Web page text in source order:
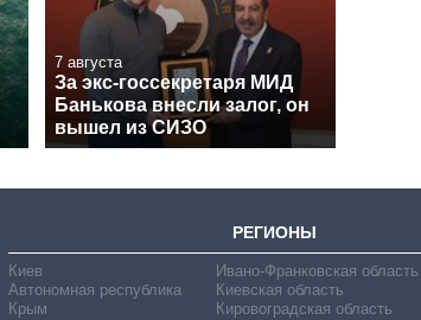
7 августа
За экс-госсекретаря МИД
Банькова внесли залог, он
вышел из СИЗО
РЕГИОНЫ
Киев
Автономная республика
Крым
Ивано-Франковская область
Киевская область
Кировоградская область